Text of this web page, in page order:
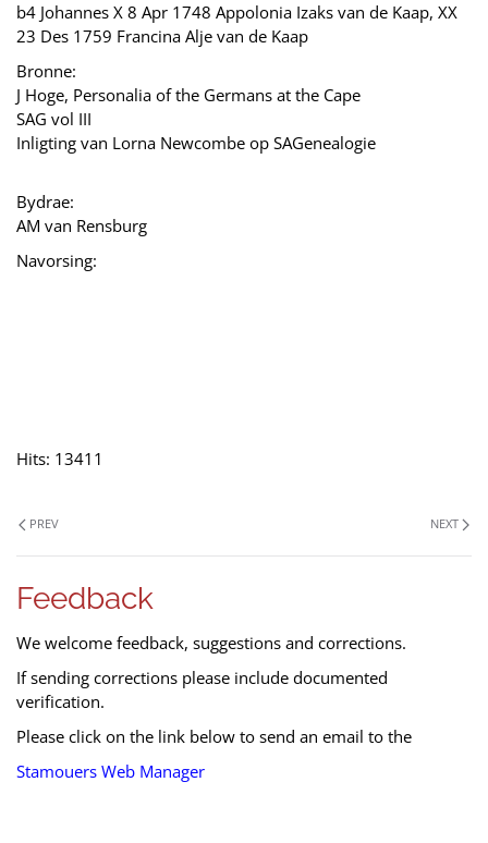
b4 Johannes X 8 Apr 1748 Appolonia Izaks van de Kaap, XX
23 Des 1759 Francina Alje van de Kaap
Bronne:
J Hoge, Personalia of the Germans at the Cape
SAG vol III
Inligting van Lorna Newcombe op SAGenealogie
Bydrae:
AM van Rensburg
Navorsing:
Hits: 13411
PREV NEXT
Feedback
We welcome feedback, suggestions and corrections.
If sending corrections please include documented
verification.
Please click on the link below to send an email to the
Stamouers Web Manager